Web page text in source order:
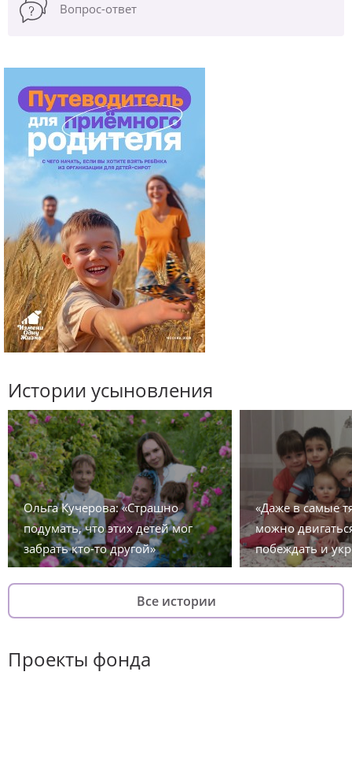
Вопрос-ответ
Истории усыновления
Ольга Кучерова: «Страшно
подумать, что этих детей мог
забрать кто-то другой»
«Даже в самые
можно
побеждать и
Все истории
Проекты фонда